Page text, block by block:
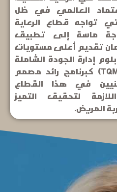
العالمي في ظل
تواجه قطاع الرعاية
ماسة إلى تطبيق
تقديم أعلى مستويات
إدارة الجودة الشاملة
في الرعاية الصحية (TQM) كبرنامج رائد مصمم
في هذا القطاع
لتحقيق التميز
المريض.